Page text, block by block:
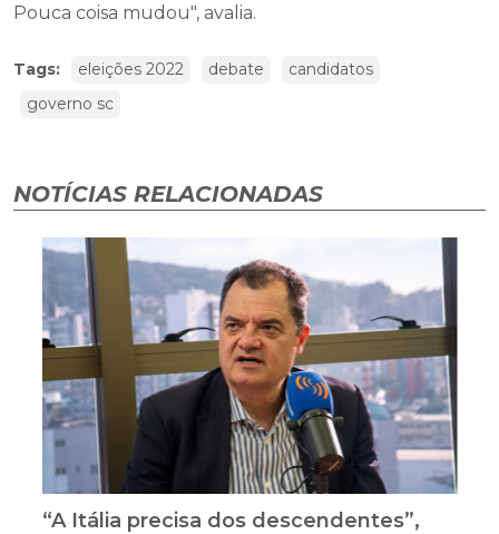
Pouca coisa mudou", avalia.
Tags: eleições 2022 debate
candidatos
governo sc
NOTÍCIAS RELACIONADAS
“A Itália precisa dos descendentes”,